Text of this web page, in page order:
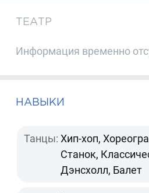
ТЕАТР
Информация временно
НАВЫКИ
Танцы: Хип-хоп,
Станок,
Дэнсхолл, Балет